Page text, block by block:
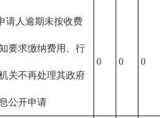
请人逾期未按收费
要求缴纳费用、行
关不再处理其政府
公开申请
0 0 0